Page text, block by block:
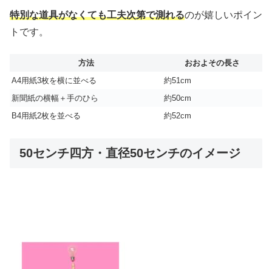
特別な道具がなくても工夫次第で測れるのが嬉しいポイン
トです。
方法
おおよその長さ
A4用紙3枚を横に並べる
約51cm
新聞紙の横幅＋手のひら
約50cm
B4用紙2枚を並べる
約52cm
50センチ四方・直径50センチのイメージ